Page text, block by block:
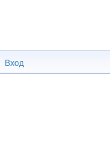
Вход